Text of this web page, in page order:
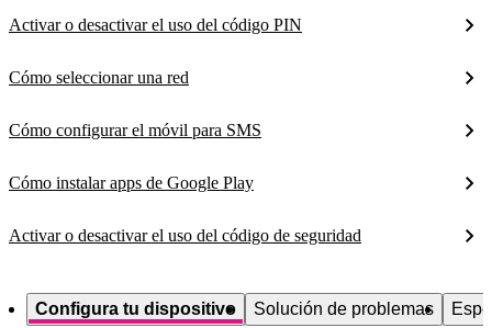
Activar o desactivar el uso del código PIN
Cómo seleccionar una red
Cómo configurar el móvil para SMS
Cómo instalar apps de Google Play
Activar o desactivar el uso del código de seguridad
Configura tu dispositivo Solución de problemas